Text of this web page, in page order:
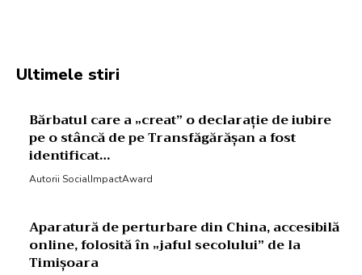
Ultimele stiri
Bărbatul care a „creat” o declarație de iubire
pe o stâncă de pe Transfăgărășan a fost
identificat…
Autorii SocialImpactAward
Aparatură de perturbare din China, accesibilă
online, folosită în „jaful secolului” de la
Timișoara